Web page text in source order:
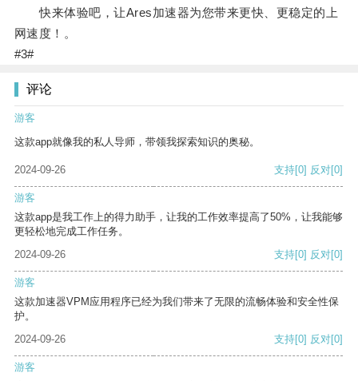
快来体验吧，让Ares加速器为您带来更快、更稳定的上
网速度！。
#3#
评论
游客
这款app就像我的私人导师，带领我探索知识的奥秘。
2024-09-26 支持[0] 反对[0]
游客
这款app是我工作上的得力助手，让我的工作效率提高了50%，让我能够
更轻松地完成工作任务。
2024-09-26
支持[0] 反对[0]
游客
这款加速器VPM应用程序已经为我们带来了无限的流畅体验和安全性保
护。
2024-09-26
支持[0] 反对[0]
游客